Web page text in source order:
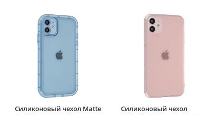
Силиконовый чехол Matte
Силиконовый чехол